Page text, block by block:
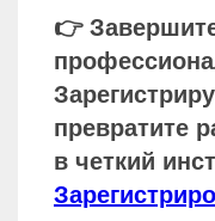
👉
превратите
в четкий